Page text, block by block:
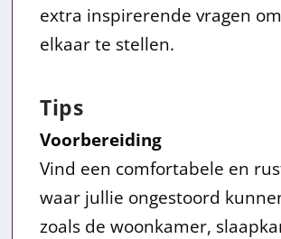
extra inspirerende vragen
elkaar te stellen.
Tips
Voorbereiding
Vind een comfortabele en
waar jullie ongestoord
zoals de woonkamer,